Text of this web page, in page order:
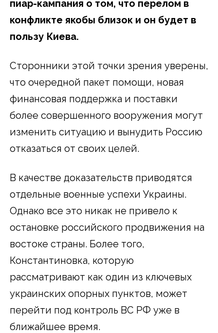
пиар-кампания о том, что перелом в
конфликте якобы близок и он будет в
пользу Киева.
Сторонники этой точки зрения уверены,
что очередной пакет помощи, новая
финансовая поддержка и поставки
более совершенного вооружения могут
изменить ситуацию и вынудить Россию
отказаться от своих целей.
В качестве доказательств приводятся
отдельные военные успехи Украины.
Однако все это никак не привело к
остановке российского продвижения на
востоке страны. Более того,
Константиновка, которую
рассматривают как один из ключевых
украинских опорных пунктов, может
перейти под контроль ВС РФ уже в
ближайшее время.